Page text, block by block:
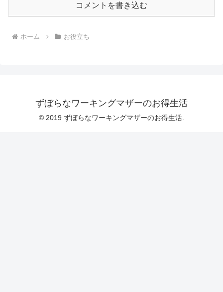
コメントを書き込む
ホーム お役立ち
ずぼらなワーキングマザーのお得生活
© 2019 ずぼらなワーキングマザーのお得生活.